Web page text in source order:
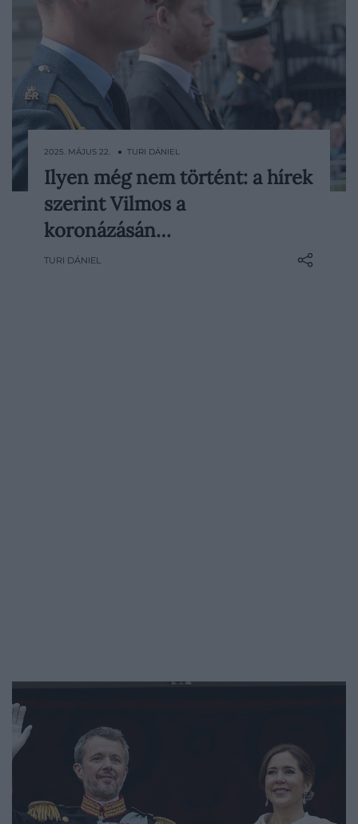
Vilmos herceg születése óta készül a
trónra és a brit monarchia kegyetlen
szabályai szerint napról napra egyre
hercegének uralkodása újra felkapott
2025. MÁJUS 22. ● TURI DÁNIEL
Ilyen még nem történt: a hírek
szerint Vilmos a
koronázásán…
TURI DÁNIEL